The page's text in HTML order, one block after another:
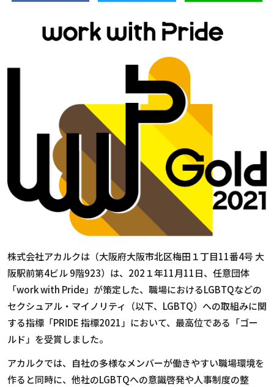
株式会社アカルクは（大阪府大阪市北区梅田１丁目11番4号 大
阪駅前第4ビル 9階923）は、202１年11月11日、任意団体
「work with Pride」が策定した、職場におけるLGBTQなどの
セクシュアル・マイノリティ（以下、LGBTQ）への取組みに関
する指標「PRIDE 指標2021」において、最高位である「ゴー
ルド」を受賞しました。
アカルクでは、自社の多様なメンバーが働きやすい職場環境を
作ると同時に、他社のLGBTQへの意識啓発や人事制度の整